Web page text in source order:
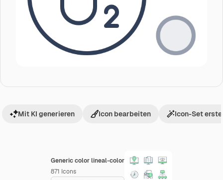
Generic color lineal-color
871 Icons
Mit KI generieren Icon bearbeiten Icon-Set